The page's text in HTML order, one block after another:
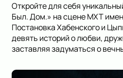
Откройте для себя
Был. Дом.» на сцене МХТ
Постановка Хабенского и
девять историй о любви,
заставляя задуматься о